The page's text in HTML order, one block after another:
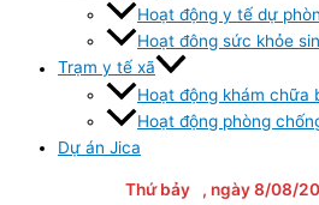
Hoạt động y tế dự
Hoạt đông sức khỏe
Trạm y tế xã
Hoạt động khám chữa
Hoạt động phòng
Dự án Jica
Thứ bảy , ngày 8/08/